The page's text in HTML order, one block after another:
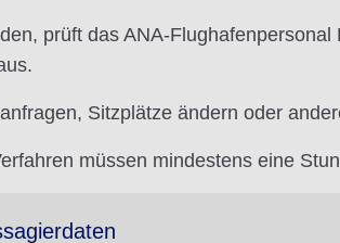
prüft das ANA-
Sitzplätze ändern oder
müssen mindestens eine